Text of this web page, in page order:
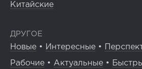
Китайские
ДРУГОЕ
Новые • Интересные •
Рабочие • Актуальные •